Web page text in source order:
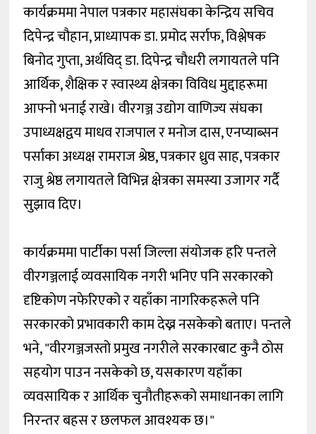
कार्यक्रममा नेपाल पत्रकार महासंघका केन्द्रिय सचिव
दिपेन्द्र चौहान, प्राध्यापक डा. प्रमोद सर्राफ, विश्लेषक
बिनोद गुप्ता, अर्थविद् डा. दिपेन्द्र चौधरी लगायतले पनि
आर्थिक, शैक्षिक र स्वास्थ्य क्षेत्रका विविध मुद्दाहरूमा
आफ्नो भनाई राखे। वीरगञ्ज उद्योग वाणिज्य संघका
उपाध्यक्षद्वय माधव राजपाल र मनोज दास, एनप्याब्सन
पर्साका अध्यक्ष रामराज श्रेष्ठ, पत्रकार ध्रुव साह, पत्रकार
राजु श्रेष्ठ लगायतले विभिन्न क्षेत्रका समस्या उजागर गर्दै
सुझाव दिए।
कार्यक्रममा पार्टीका पर्सा जिल्ला संयोजक हरि पन्तले
वीरगञ्जलाई व्यवसायिक नगरी भनिए पनि सरकारको
दृष्टिकोण नफेरिएको र यहाँका नागरिकहरूले पनि
सरकारको प्रभावकारी काम देख्न नसकेको बताए। पन्तले
भने, "वीरगञ्जजस्तो प्रमुख नगरीले सरकारबाट कुनै ठोस
सहयोग पाउन नसकेको छ, यसकारण यहाँका
व्यवसायिक र आर्थिक चुनौतीहरूको समाधानका लागि
निरन्तर बहस र छलफल आवश्यक छ।"